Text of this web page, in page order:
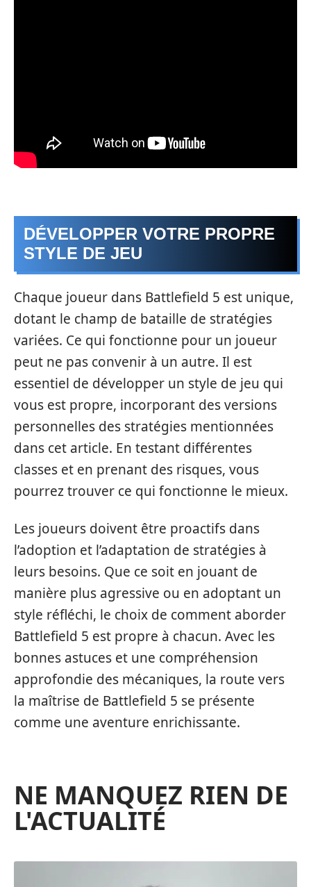
DÉVELOPPER VOTRE PROPRE
STYLE DE JEU
Chaque joueur dans Battlefield 5 est unique,
dotant le champ de bataille de stratégies
variées. Ce qui fonctionne pour un joueur
peut ne pas convenir à un autre. Il est
essentiel de développer un style de jeu qui
vous est propre, incorporant des versions
personnelles des stratégies mentionnées
dans cet article. En testant différentes
classes et en prenant des risques, vous
pourrez trouver ce qui fonctionne le mieux.
Les joueurs doivent être proactifs dans
l’adoption et l’adaptation de stratégies à
leurs besoins. Que ce soit en jouant de
manière plus agressive ou en adoptant un
style réfléchi, le choix de comment aborder
Battlefield 5 est propre à chacun. Avec les
bonnes astuces et une compréhension
approfondie des mécaniques, la route vers
la maîtrise de Battlefield 5 se présente
comme une aventure enrichissante.
NE MANQUEZ RIEN DE
L'ACTUALITÉ